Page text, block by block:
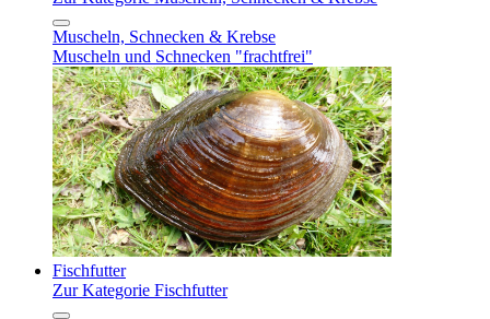
Muscheln, Schnecken & Krebse
Muscheln und Schnecken "frachtfrei"
Fischfutter
Zur Kategorie Fischfutter